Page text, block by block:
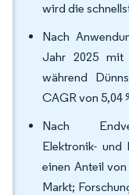
wird die
Nach
Jahr 2025 mit
während
CAGR von 5,04
Nach
Elektronik- und
einen Anteil
Markt;